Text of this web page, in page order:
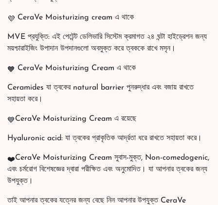
CeraVe Moisturizing cream এ থাকে
MVE প্রযুক্তি: এই পেটেন্ট ডেলিভারি সিস্টেম ক্রমাগত ২৪ ঘন্টা হাইড্রেশন জন্য
ময়শ্চারাইজিং উপাদান উপদানগুলো অবমুক্ত করে ত্বককে রাখে মসৃন।
CeraVe Moisturizing Cream এ থাকে
Ceramides যা ত্বকের natural barrier পুনরুদ্ধার এবং বজায় রাখতে
সহায়তা করে।
CeraVe Moisturizing Cream এ রয়েছে
Hyaluronic acid: যা ত্বকের প্রাকৃতিক আর্দ্রতা ধরে রাখতে সহায়তা করে।
CeraVe Moisturizing Cream সুবাস-মুক্ত, Non-comedogenic,
এবং চর্মরোগ বিশেষজ্ঞের দ্বারা পরীক্ষিত এবং অনুমোদিত। যা আপনার ত্বকের জন্য
উপযুক্ত।
তাই আপনার ত্বকের যত্নের জন্য বেছে নিন আপনার উপযুক্ত CeraVe